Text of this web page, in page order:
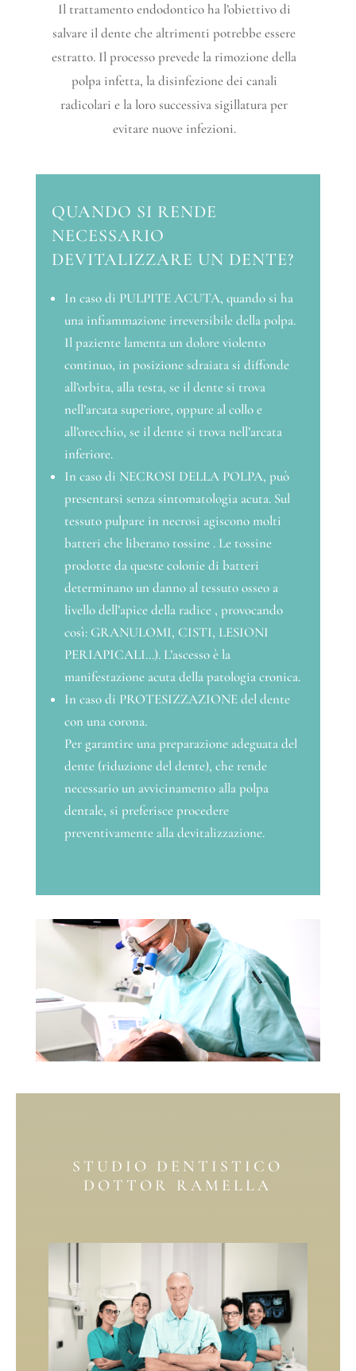
Il trattamento endodontico ha l’obiettivo di
salvare il dente che altrimenti potrebbe essere
estratto. Il processo prevede la rimozione della
polpa infetta, la disinfezione dei canali
radicolari e la loro successiva sigillatura per
evitare nuove infezioni.
QUANDO SI RENDE
NECESSARIO
DEVITALIZZARE UN DENTE?
In caso di PULPITE ACUTA, quando si ha
una infiammazione irreversibile della polpa.
Il paziente lamenta un dolore violento
continuo, in posizione sdraiata si diffonde
all’orbita, alla testa, se il dente si trova
nell’arcata superiore, oppure al collo e
all’orecchio, se il dente si trova nell’arcata
inferiore.
In caso di NECROSI DELLA POLPA, può
presentarsi senza sintomatologia acuta. Sul
tessuto pulpare in necrosi agiscono molti
batteri che liberano tossine . Le tossine
prodotte da queste colonie di batteri
determinano un danno al tessuto osseo a
livello dell’apice della radice , provocando
così: GRANULOMI, CISTI, LESIONI
PERIAPICALI…). L’ascesso è la
manifestazione acuta della patologia cronica.
In caso di PROTESIZZAZIONE del dente
con una corona.
Per garantire una preparazione adeguata del
dente (riduzione del dente), che rende
necessario un avvicinamento alla polpa
dentale, si preferisce procedere
preventivamente alla devitalizzazione.
STUDIO DENTISTICO
DOTTOR RAMELLA